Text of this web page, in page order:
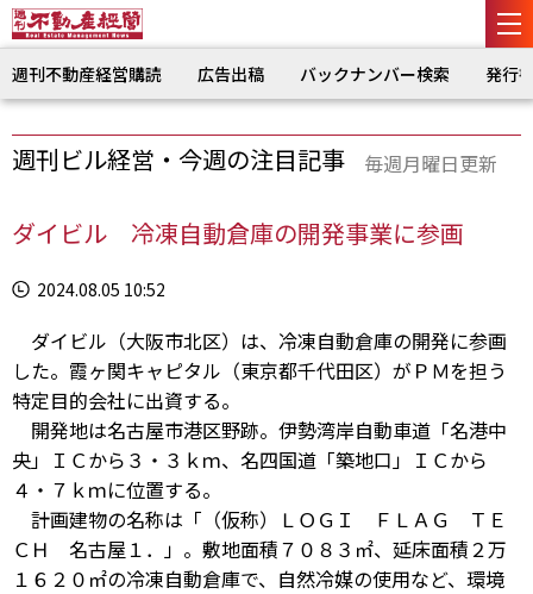
週刊不動産経営購読 広告出稿 バックナンバー検索 発行
週刊ビル経営・今週の注目記事 毎週月曜日更新
ダイビル 冷凍自動倉庫の開発事業に参画
2024.08.05 10:52
ダイビル（大阪市北区）は、冷凍自動倉庫の開発に参画
した。霞ヶ関キャピタル（東京都千代田区）がＰＭを担う
特定目的会社に出資する。
開発地は名古屋市港区野跡。伊勢湾岸自動車道「名港中
央」ＩＣから３・３ｋｍ、名四国道「築地口」ＩＣから
４・７ｋｍに位置する。
計画建物の名称は「（仮称）ＬＯＧＩ ＦＬＡＧ ＴＥ
ＣＨ 名古屋１．」。敷地面積７０８３㎡、延床面積２万
１６２０㎡の冷凍自動倉庫で、自然冷媒の使用など、環境